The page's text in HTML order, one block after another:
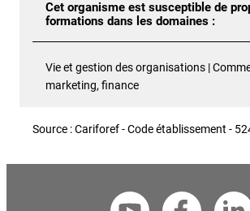
Cet organisme est susceptible de
formations dans les domaines :
Vie et gestion des organisations |
marketing, finance
Source : Cariforef - Code établissement -